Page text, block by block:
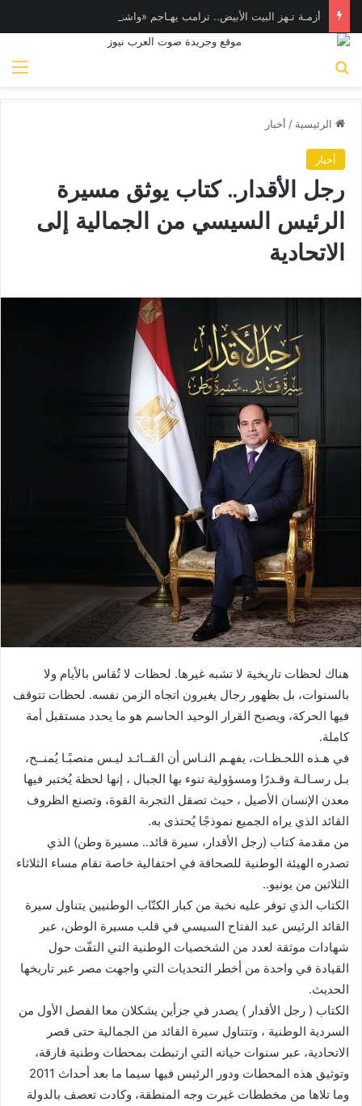
الرئيسية / أخبار
أخبار
رجل الأقدار.. كتاب يوثق مسيرة
الرئيس السيسي من الجمالية إلى
الاتحادية
هناك لحظات تاريخية لا تشبه غيرها. لحظات لا تُقاس بالأيام ولا
بالسنوات، بل بظهور رجال يغيرون اتجاه الزمن نفسه. لحظات تتوقف
فيها الحركة، ويصبح القرار الوحيد الحاسم هو ما يحدد مستقبل أمة
كاملة.
في هـذه اللحـظـات، يفهـم النـاس أن القــائـد ليـس منصبًـا يُمنــح،
بـل رسـالـة وقـدرًا ومسؤولية تنوء بها الجبال ، إنها لحظة يُختبر فيها
معدن الإنسان الأصيل ، حيث تصقل التجربة القوة، وتصنع الظروف
القائد الذي يراه الجميع نموذجًا يُحتذى به.
من مقدمة كتاب (رجل الأقدار، سيرة قائد.. مسيرة وطن) الذي
تصدره الهيئة الوطنية للصحافة في احتفالية خاصة تقام مساء الثلاثاء
الثلاثين من يونيو..
الكتاب الذي توفر عليه نخبة من كبار الكتّاب الوطنيين يتناول سيرة
القائد الرئيس عبد الفتاح السيسي في قلب مسيرة الوطن، عبر
شهادات موثقة لعدد من الشخصيات الوطنية التي التفّت حول
القيادة في واحدة من أخطر التحديات التي واجهت مصر عبر تاريخها
الحديث.
الكتاب ( رجل الأقدار ) يصدر في جزأين يشكلان معا الفصل الأول من
السردية الوطنية ، وتتناول سيرة القائد من الجمالية حتى قصر
الاتحادية، عبر سنوات حياته التي ارتبطت بمحطات وطنية فارقة،
وتوثيق هذه المحطات ودور الرئيس فيها سيما ما بعد أحداث 2011
وما تلاها من مخططات غيرت وجه المنطقة، وكادت تعصف بالدولة